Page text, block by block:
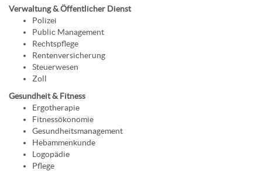
Verwaltung & Öffentlicher Dienst
Polizei
Public Management
Rechtspflege
Rentenversicherung
Steuerwesen
Zoll
Gesundheit & Fitness
Ergotherapie
Fitnessökonomie
Gesundheitsmanagement
Hebammenkunde
Logopädie
Pflege